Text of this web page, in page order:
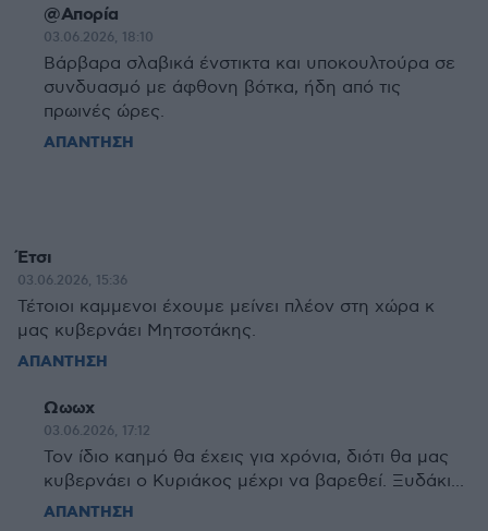
@Απορία
03.06.2026, 18:10
Βάρβαρα σλαβικά ένστικτα και υποκουλτούρα σε
συνδυασμό με άφθονη βότκα, ήδη από τις
πρωινές ώρες.
ΑΠΑΝΤΗΣΗ
Έτσι
03.06.2026, 15:36
Τέτοιοι καμμενοι έχουμε μείνει πλέον στη χώρα κ
μας κυβερνάει Μητσοτάκης.
ΑΠΑΝΤΗΣΗ
Ωωωχ
03.06.2026, 17:12
Τον ίδιο καημό θα έχεις για χρόνια, διότι θα μας
κυβερνάει ο Κυριάκος μέχρι να βαρεθεί. Ξυδάκι...
ΑΠΑΝΤΗΣΗ